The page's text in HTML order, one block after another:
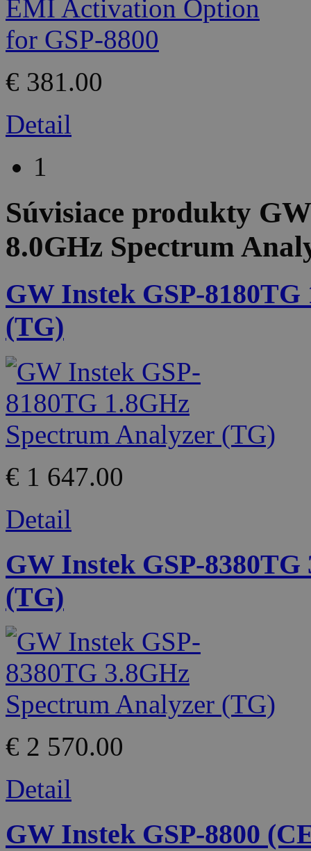
€ 381.00
Detail
1
Súvisiace produkty
8.0GHz Spectrum
GW Instek GSP-
(TG)
€ 1 647.00
Detail
GW Instek GSP-
(TG)
€ 2 570.00
Detail
GW Instek GSP-8800